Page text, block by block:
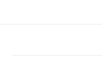
c
b
itt